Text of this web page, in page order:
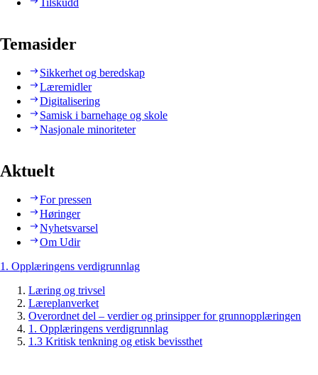
Tilskudd
Temasider
Sikkerhet og beredskap
Læremidler
Digitalisering
Samisk i barnehage og skole
Nasjonale minoriteter
Aktuelt
For pressen
Høringer
Nyhetsvarsel
Om Udir
1. Opplæringens verdigrunnlag
Læring og trivsel
Læreplanverket
Overordnet del – verdier og prinsipper for grunnopplæringen
1. Opplæringens verdigrunnlag
1.3 Kritisk tenkning og etisk bevissthet